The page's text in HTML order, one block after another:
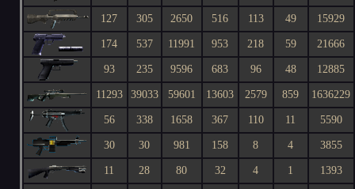
127 305 2650 516 113 49 15929
174 537 11991 953 218 59 21666
93 235 9596 683 96 48 12885
11293 39033 59601 13603 2579 859 1636229
56 338 1658 367 110 11 5590
30 30 981 158 8 4 3855
11 28 80 32 4 1 1393